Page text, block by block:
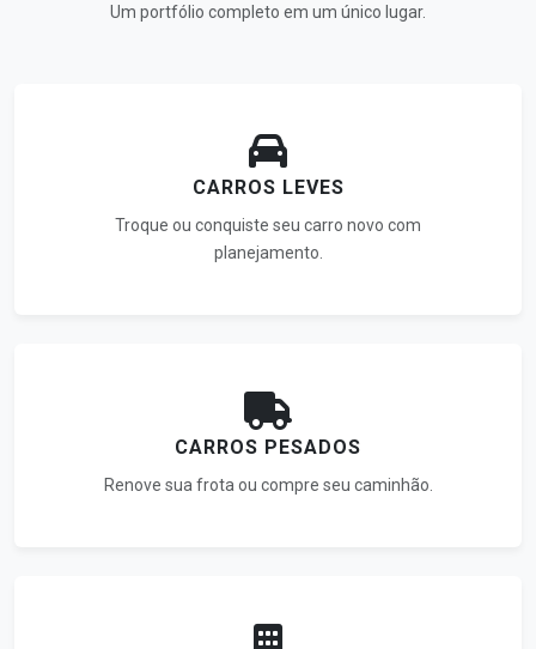
Um portfólio completo em um único lugar.
CARROS LEVES
Troque ou conquiste seu carro novo com
planejamento.
CARROS PESADOS
Renove sua frota ou compre seu caminhão.